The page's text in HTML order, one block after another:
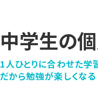
中学生の
1人ひとりに合わせた学
だから勉強が楽しくなる